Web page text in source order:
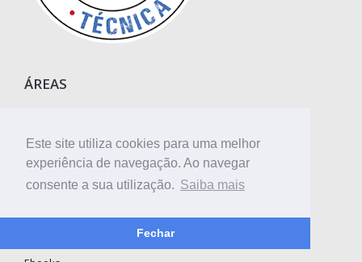
Este site utiliza cookies para uma melhor
experiência de navegação. Ao navegar
consente a sua utilização. Saiba mais
Fechar
ÁREAS
Agroalimentar
Medicina e Saúde
Economia e Gestão
Arquitetura e Design